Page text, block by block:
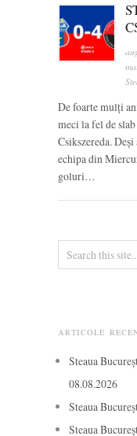
De foarte mulți
meci la fel de
Csikszereda. Deși
echipa din
goluri…
ARTICOLE
Steaua
08.08.2026
Steaua
Steaua